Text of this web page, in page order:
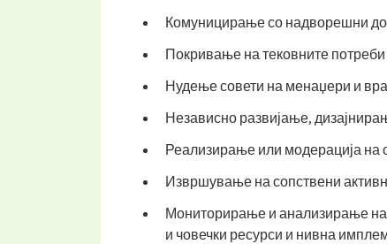
Комуницирање со надворешни
Покривање на тековните
Нудење совети на менаџери и
Независно развијање,
Реализирање или модерација на
Извршување на сопствени
Мониторирање и анализирање на
и човечки ресурси и нивна